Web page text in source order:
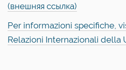
(внешняя ссылка)
Per informazioni specifiche,
Relazioni Internazionali della